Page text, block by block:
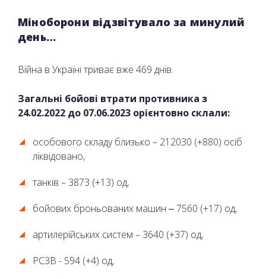
Міноборони відзвітувало за минулий
день…
Війна в Україні триває вже 469 днів.
Загальні бойові втрати противника з
24.02.2022 до 07.06.2023 орієнтовно склали:
особового складу близько – 212030 (+880) осіб
ліквідовано,
танків – 3873 (+13) од,
бойових броньованих машин ‒ 7560 (+17) од,
артилерійських систем – 3640 (+37) од,
РСЗВ - 594 (+4) од,